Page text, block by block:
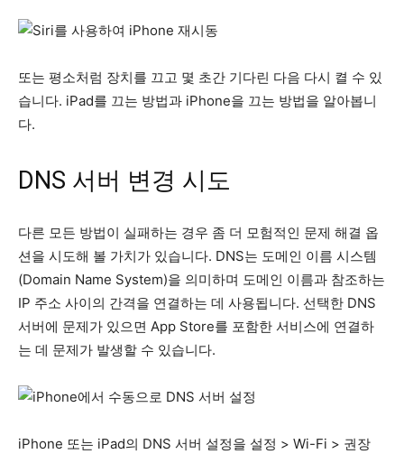
또는 평소처럼 장치를 끄고 몇 초간 기다린 다음 다시 켤 수 있
습니다. iPad를 끄는 방법과 iPhone을 끄는 방법을 알아봅니
다.
DNS 서버 변경 시도
다른 모든 방법이 실패하는 경우 좀 더 모험적인 문제 해결 옵
션을 시도해 볼 가치가 있습니다. DNS는 도메인 이름 시스템
(Domain Name System)을 의미하며 도메인 이름과 참조하는
IP 주소 사이의 간격을 연결하는 데 사용됩니다. 선택한 DNS
서버에 문제가 있으면 App Store를 포함한 서비스에 연결하
는 데 문제가 발생할 수 있습니다.
iPhone 또는 iPad의 DNS 서버 설정을 설정 > Wi-Fi > 권장